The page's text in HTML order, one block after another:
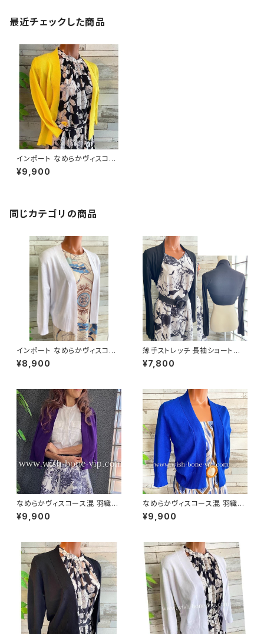
最近チェックした商品
インポート なめらかヴィスコー
ス混 羽織り 七～八分袖カーデ
ィガン/イエロー
¥9,900
同じカテゴリの商品
インポート なめらかヴィスコー
ス混 羽織りもの 八分袖・長袖カ
ーディガン/ホワイト
¥8,900
薄手ストレッチ 長袖ショートボ
レロ・ロングスリーブカーディガ
ン UV・紫外線対策 羽織りもの
¥7,800
なめらかヴィスコース混 羽織り
カーディガン USAインポート/パ
ープル
¥9,900
なめらかヴィスコース混 羽織り
カーディガン USAインポート/ブ
ルー
¥9,900